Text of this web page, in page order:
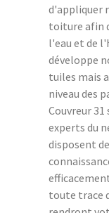
d'appliquer
toiture afin
l'eau et de
développe
tuiles mais
niveau des
Couvreur 31
experts du
disposent
toute trace